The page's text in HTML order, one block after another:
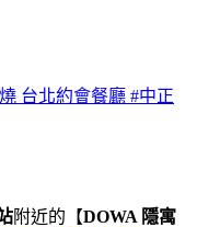
台北約會餐廳 #中正
附近的【DOWA 隱寓